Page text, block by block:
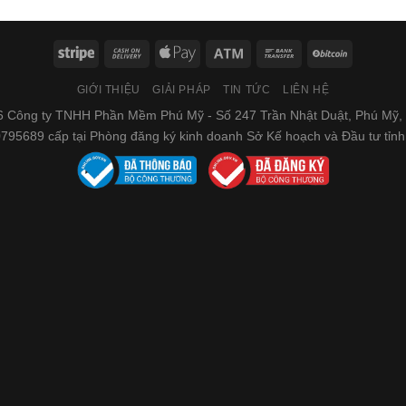
GIỚI THIỆU GIẢI PHÁP TIN TỨC LIÊN HỆ
Công ty TNHH Phần Mềm Phú Mỹ - Số 247 Trần Nhật Duật, Phú Mỹ,
cấp tại Phòng đăng ký kinh doanh Sở Kế hoạch và Đầu tư